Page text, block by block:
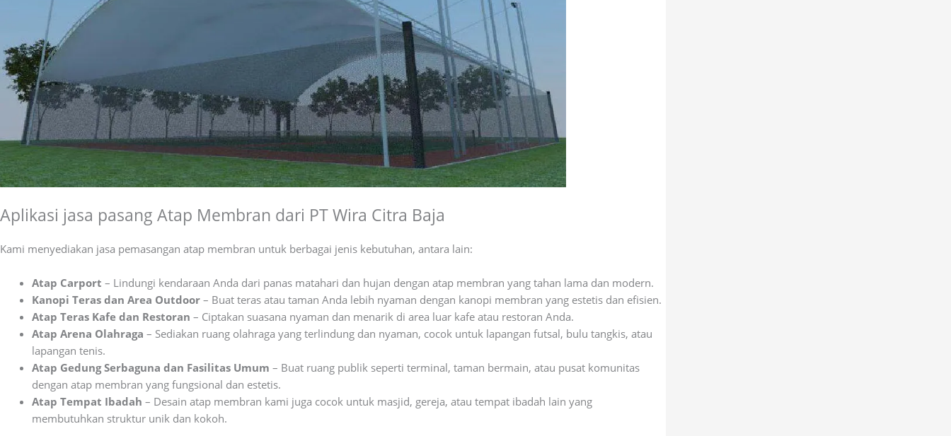
Aplikasi jasa pasang Atap Membran dari PT Wira Citra Baja
Kami menyediakan jasa pemasangan atap membran untuk berbagai jenis kebutuhan, antara lain:
Atap Carport – Lindungi kendaraan Anda dari panas matahari dan hujan dengan atap membran yang tahan lama dan modern.
Kanopi Teras dan Area Outdoor – Buat teras atau taman Anda lebih nyaman dengan kanopi membran yang estetis dan efisien.
Atap Teras Kafe dan Restoran – Ciptakan suasana nyaman dan menarik di area luar kafe atau restoran Anda.
Atap Arena Olahraga – Sediakan ruang olahraga yang terlindung dan nyaman, cocok untuk lapangan futsal, bulu tangkis, atau
lapangan tenis.
Atap Gedung Serbaguna dan Fasilitas Umum – Buat ruang publik seperti terminal, taman bermain, atau pusat komunitas
dengan atap membran yang fungsional dan estetis.
Atap Tempat Ibadah – Desain atap membran kami juga cocok untuk masjid, gereja, atau tempat ibadah lain yang
membutuhkan struktur unik dan kokoh.